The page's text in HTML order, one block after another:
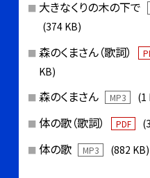
大きなくりの木の下で
(374 KB)
森のくまさん（歌詞）
KB)
森のくまさん MP3 (1
体の歌（歌詞） PDF
体の歌 MP3 (882 KB)